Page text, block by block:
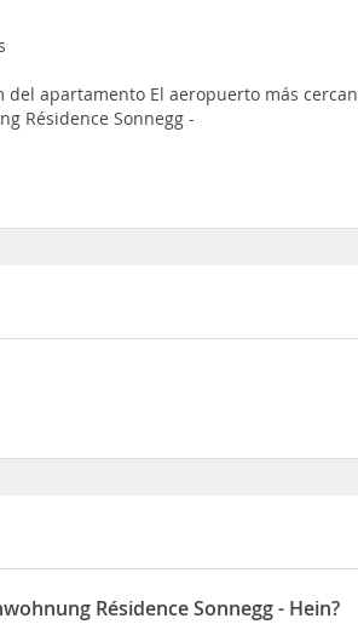
apartamento El aeropuerto más
Résidence Sonnegg -
Résidence Sonnegg - Hein?